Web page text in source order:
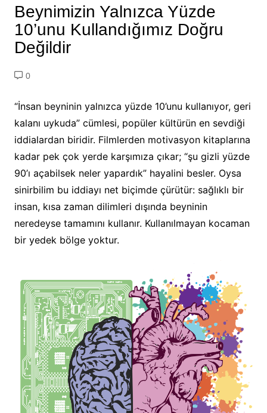
Beynimizin Yalnızca Yüzde
10’unu Kullandığımız Doğru
Değildir
0
“İnsan beyninin yalnızca yüzde 10’unu kullanıyor, geri
kalanı uykuda” cümlesi, popüler kültürün en sevdiği
iddialardan biridir. Filmlerden motivasyon kitaplarına
kadar pek çok yerde karşımıza çıkar; “şu gizli yüzde
90’ı açabilsek neler yapardık” hayalini besler. Oysa
sinirbilim bu iddiayı net biçimde çürütür: sağlıklı bir
insan, kısa zaman dilimleri dışında beyninin
neredeyse tamamını kullanır. Kullanılmayan kocaman
bir yedek bölge yoktur.